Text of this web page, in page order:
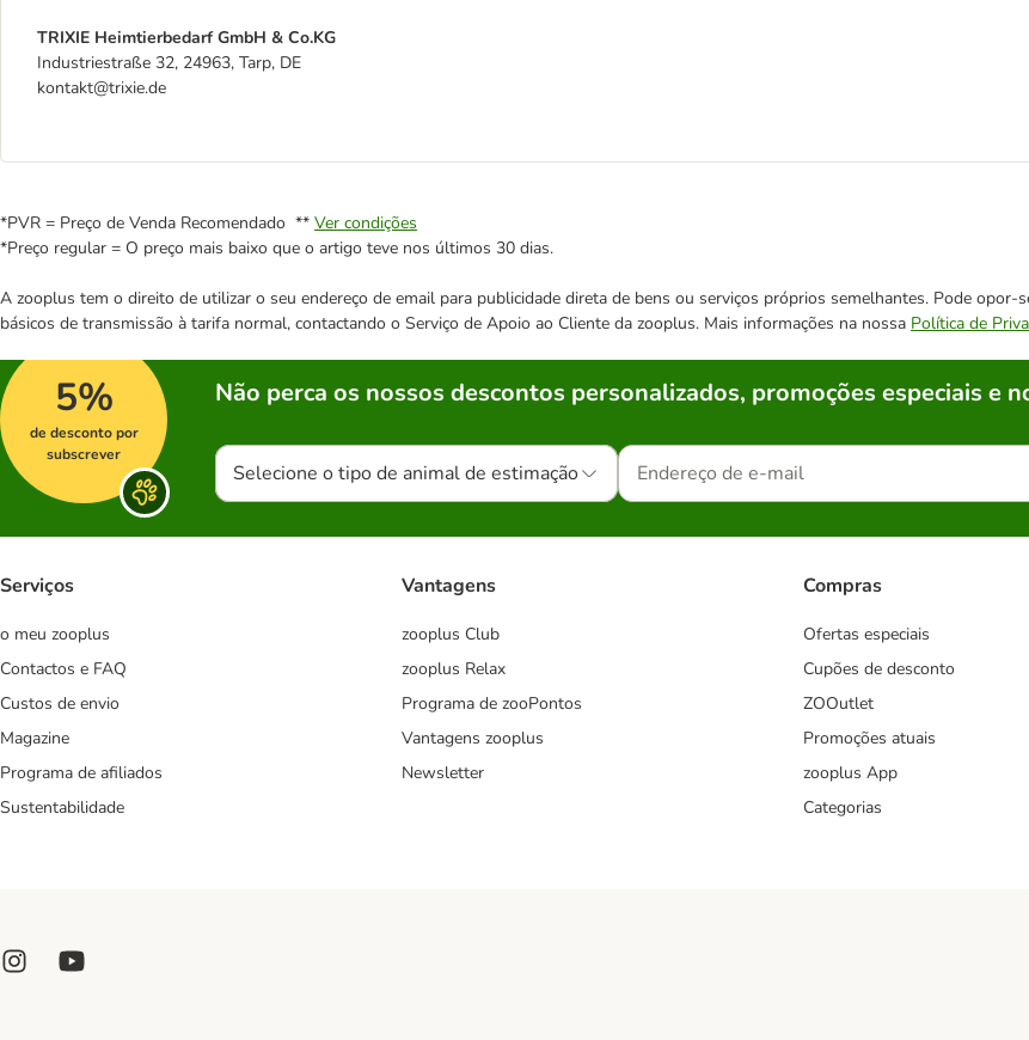
TRIXIE Heimtierbedarf GmbH & Co.KG
Industriestraße 32, 24963, Tarp, DE
kontakt@trixie.de
*PVR = Preço de Venda Recomendado ** Ver condições
*Preço regular = O preço mais baixo que o artigo teve nos últimos 30 dias.
A zooplus tem o direito de utilizar o seu endereço de email para publicidade direta de bens ou serviços próprios semelhantes. Pode
básicos de transmissão à tarifa normal, contactando o Serviço de Apoio ao Cliente da zooplus. Mais informações na nossa Política de
5%
de desconto por
subscrever
Não perca os nossos descontos personalizados, promoções especiais e
Selecione o tipo de animal de estimação
Serviços
o meu zooplus
Contactos e FAQ
Custos de envio
Magazine
Programa de afiliados
Sustentabilidade
Vantagens
zooplus Club
zooplus Relax
Programa de zooPontos
Vantagens zooplus
Newsletter
Compras
Ofertas especiais
Cupões de desconto
ZOOutlet
Promoções atuais
zooplus App
Categorias